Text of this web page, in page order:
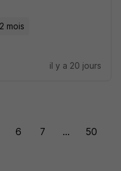
mois
il y a 20 jours
6 7 ... 50